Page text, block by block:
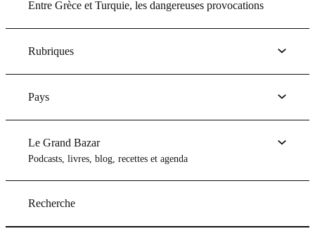
Entre Grèce et Turquie, les dangereuses provocations
Rubriques
Pays
Le Grand Bazar
Podcasts, livres, blog, recettes et agenda
Recherche